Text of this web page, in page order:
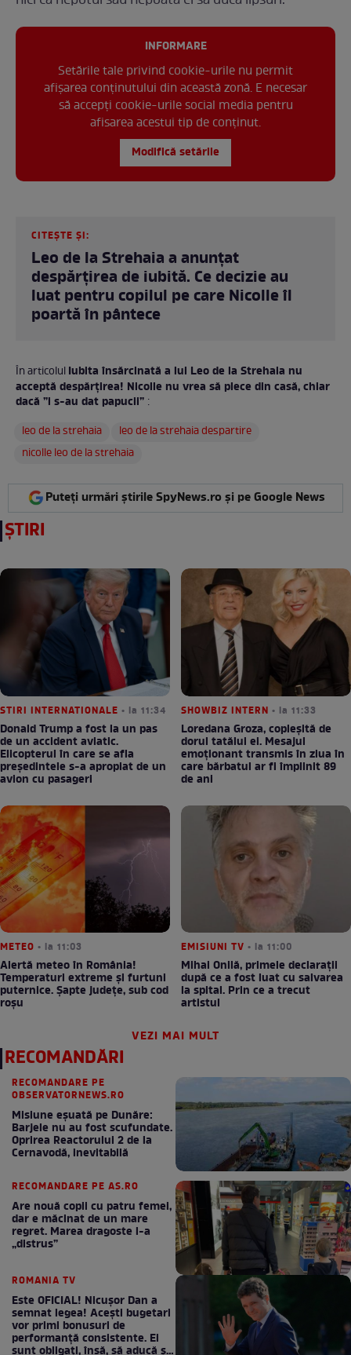
INFORMARE
Setările tale privind cookie-urile nu permit
afișarea conținutului din această zonă. E necesar
să accepți cookie-urile social media pentru
afisarea acestui tip de conținut.
Modifică setările
CITEȘTE ȘI:
Leo de la Strehaia a anunțat
despărțirea de iubită. Ce decizie au
luat pentru copilul pe care Nicolle îl
poartă în pântece
În articolulIubita însărcinată a lui Leo de la Strehaia nu
acceptă despărțirea! Nicolle nu vrea să plece din casă, chiar
dacă ”i s-au dat papucii” :
leo de la strehaia
leo de la strehaia despartire
nicolle leo de la strehaia
Puteți urmări știrile SpyNews.ro și pe Google News
ȘTIRI
STIRI INTERNATIONALE • la 11:34
Donald Trump a fost la un pas
de un accident aviatic.
Elicopterul în care se afla
președintele s-a apropiat de un
avion cu pasageri
SHOWBIZ INTERN • la 11:33
Loredana Groza, copleșită de
dorul tatălui ei. Mesajul
emoționant transmis în ziua în
care bărbatul ar fi împlinit 89
de ani
METEO • la 11:03
Alertă meteo în România!
Temperaturi extreme și furtuni
puternice. Șapte județe, sub cod
roșu
EMISIUNI TV • la 11:00
Mihai Onilă, primele declarații
după ce a fost luat cu salvarea
la spital. Prin ce a trecut
artistul
VEZI MAI MULT
RECOMANDĂRI
RECOMANDARE PE
OBSERVATORNEWS.RO
Misiune eșuată pe Dunăre:
Barjele nu au fost scufundate.
Oprirea Reactorului 2 de la
Cernavodă, inevitabilă
RECOMANDARE PE AS.RO
Are nouă copii cu patru femei,
dar e măcinat de un mare
regret. Marea dragoste l-a
„distrus”
ROMANIA TV
Este OFICIAL! Nicușor Dan a
semnat legea! Acești bugetari
vor primi bonusuri de
performanță consistente. Ei